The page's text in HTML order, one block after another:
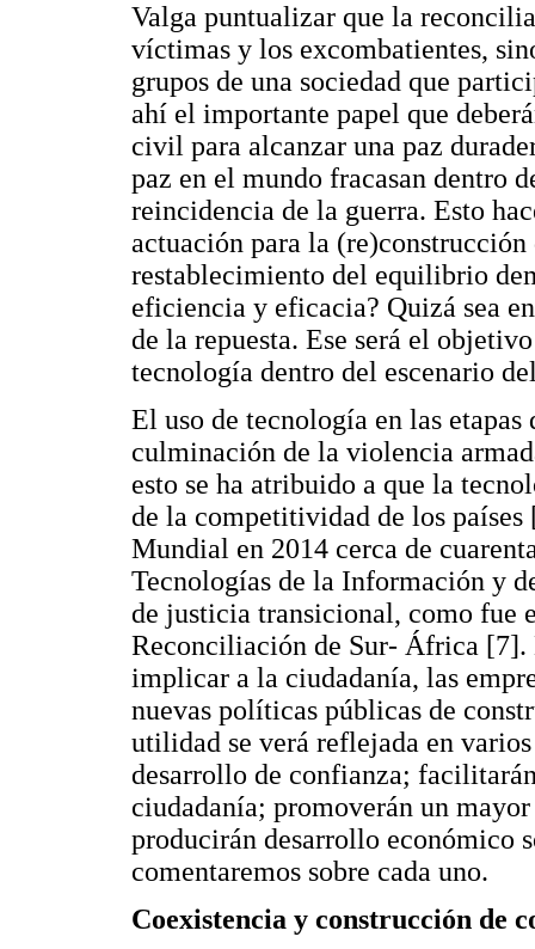
Valga puntualizar que la
víctimas y los excombatientes,
grupos de una sociedad que
ahí el importante papel que
civil para alcanzar una paz
paz en el mundo fracasan dentro
reincidencia de la guerra. Esto
actuación para la
restablecimiento del equilibrio
eficiencia y eficacia? Quizá sea
de la repuesta. Ese será el
tecnología dentro del escenario
El uso de tecnología en las
culminación de la violencia
esto se ha atribuido a que la
de la competitividad de los
Mundial en 2014 cerca de
Tecnologías de la Información y
de justicia transicional, como fue
Reconciliación de Sur- África [7].
implicar a la ciudadanía, las
nuevas políticas públicas de
utilidad se verá reflejada en
desarrollo de confianza;
ciudadanía; promoverán un
producirán desarrollo económico
comentaremos sobre cada uno.
Coexistencia y construcción de